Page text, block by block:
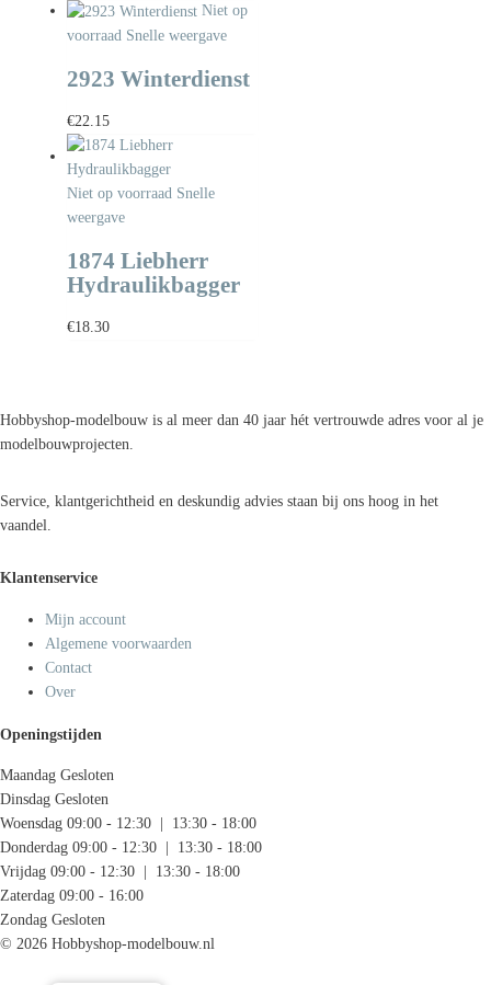
Niet op
voorraad Snelle weergave
2923 Winterdienst
€22.15
Niet op voorraad Snelle
weergave
1874 Liebherr
Hydraulikbagger
€18.30
Hobbyshop-modelbouw is al meer dan 40 jaar hét vertrouwde adres voor al je
modelbouwprojecten.
Service, klantgerichtheid en deskundig advies staan bij ons hoog in het
vaandel.
Klantenservice
Mijn account
Algemene voorwaarden
Contact
Over
Openingstijden
Maandag Gesloten
Dinsdag Gesloten
Woensdag 09:00 - 12:30 | 13:30 - 18:00
Donderdag 09:00 - 12:30 | 13:30 - 18:00
Vrijdag 09:00 - 12:30 | 13:30 - 18:00
Zaterdag 09:00 - 16:00
Zondag Gesloten
© 2026 Hobbyshop-modelbouw.nl